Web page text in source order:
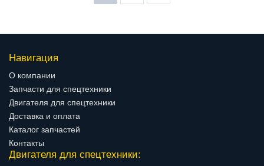
Навигация
О компании
Запчасти для спецтехники
Двигателя для спецтехники
Доставка и оплата
Каталог запчастей
Контакты
Двигателя для спецтехники: